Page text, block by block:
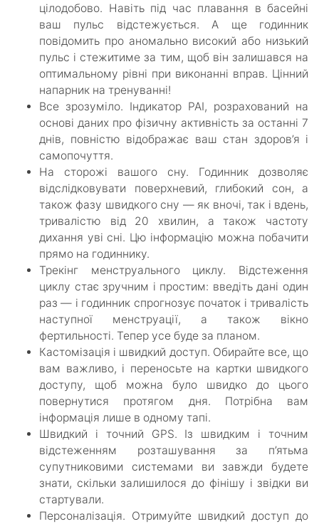
цілодобово. Навіть під час плавання в басейні
ваш пульс відстежується. А ще годинник
повідомить про аномально високий або низький
пульс і стежитиме за тим, щоб він залишався на
оптимальному рівні при виконанні вправ. Цінний
напарник на тренуванні!
Все зрозуміло. Індикатор PAI, розрахований на
основі даних про фізичну активність за останні 7
днів, повністю відображає ваш стан здоров’я і
самопочуття.
На сторожі вашого сну. Годинник дозволяє
відслідковувати поверхневий, глибокий сон, а
також фазу швидкого сну — як вночі, так і вдень,
тривалістю від 20 хвилин, а також частоту
дихання уві сні. Цю інформацію можна побачити
прямо на годиннику.
Трекінг менструального циклу. Відстеження
циклу стає зручним і простим: введіть дані один
раз — і годинник спрогнозує початок і тривалість
наступної менструації, а також вікно
фертильності. Тепер усе буде за планом.
Кастомізація і швидкий доступ. Обирайте все, що
вам важливо, і переносьте на картки швидкого
доступу, щоб можна було швидко до цього
повернутися протягом дня. Потрібна вам
інформація лише в одному тапі.
Швидкий і точний GPS. Із швидким і точним
відстеженням розташування за п’ятьма
супутниковими системами ви завжди будете
знати, скільки залишилося до фінішу і звідки ви
стартували.
Персоналізація. Отримуйте швидкий доступ до